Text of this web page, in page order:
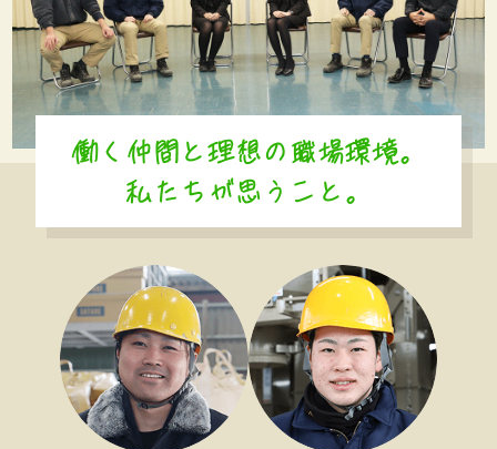
働く仲間と理想の職場環境。
私たちが思うこと。